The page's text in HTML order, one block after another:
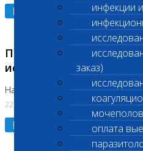
инфекции
заказ)
оплата
Подробнее
Приостановлено
исследований
На Нагорной. Код ( 123,310,309)
22.07.2026
Подробнее